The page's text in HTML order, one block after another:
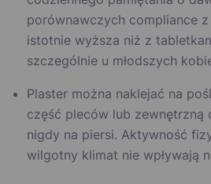
porównawczych compliance z
istotnie wyższa niż z
szczególnie u młodszych
Plaster można naklejać na
część pleców lub
nigdy na piersi. Aktywność
wilgotny klimat nie wpływają